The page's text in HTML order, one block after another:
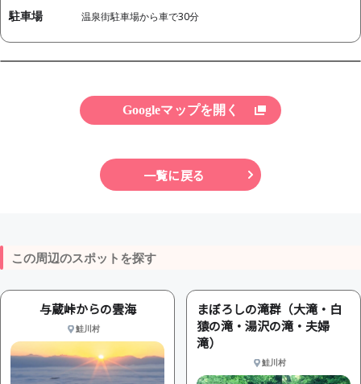
駐車場 温泉街駐車場から車で30分
Googleマップを開く
一覧に戻る
この周辺のスポットを探す
与蔵峠からの雲海
鮭川村
まぼろしの滝群（大滝・白
猿の滝・湯沢の滝・夫婦
滝）
鮭川村